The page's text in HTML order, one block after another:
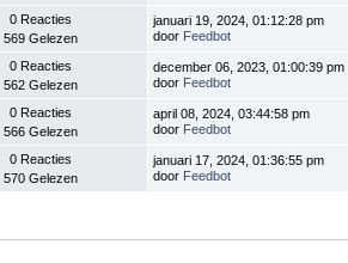
0 Reacties
569 Gelezen
januari 19, 2024, 01:12:28 pm
door Feedbot
0 Reacties
562 Gelezen
december 06, 2023, 01:00:39 pm
door Feedbot
0 Reacties
566 Gelezen
april 08, 2024, 03:44:58 pm
door Feedbot
0 Reacties
570 Gelezen
januari 17, 2024, 01:36:55 pm
door Feedbot